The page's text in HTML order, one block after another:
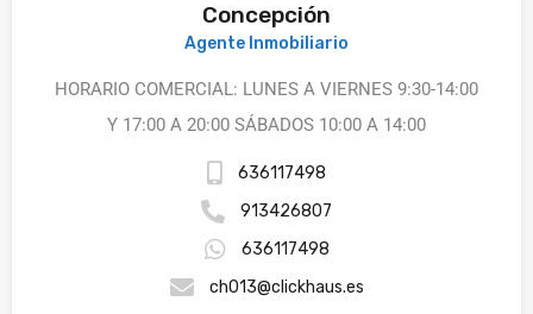
Concepción
Agente Inmobiliario
HORARIO COMERCIAL: LUNES A VIERNES 9:30-14:00
Y 17:00 A 20:00 SÁBADOS 10:00 A 14:00
636117498
913426807
636117498
ch013@clickhaus.es